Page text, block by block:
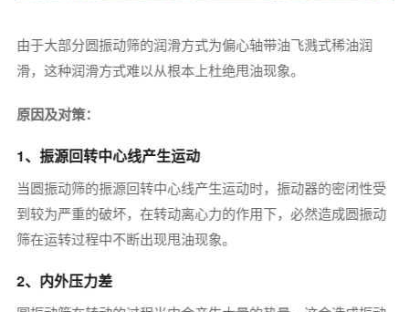
由于大部分圆振动筛的润滑方式为偏心轴带油飞溅式稀油润
滑，这种润滑方式难以从根本上杜绝甩油现象。
原因及对策：
1、振源回转中心线产生运动
当圆振动筛的振源回转中心线产生运动时，振动器的密闭性受
到较为严重的破坏，在转动离心力的作用下，必然造成圆振动
筛在运转过程中不断出现甩油现象。
2、内外压力差